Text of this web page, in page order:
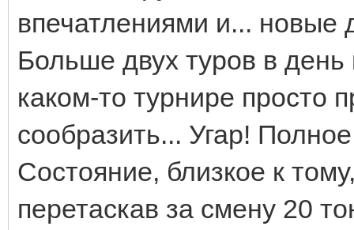
впечатлениями и... новые
Больше двух туров в
каком-то турнире просто
сообразить... Угар!
Состояние, близкое к
перетаскав за смену 20